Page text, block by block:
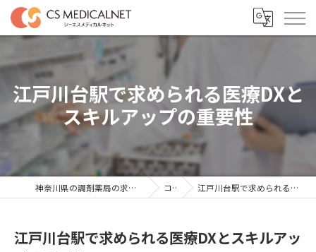
江戸川台駅で求められる医療DXと
スキルアップの重要性
神奈川県の調剤薬局の求人ならシーエスメディカルネット コラム 江戸川台駅で求められる医療DXとスキルアップの重要性
江戸川台駅で求められる医療DXとスキルアッ